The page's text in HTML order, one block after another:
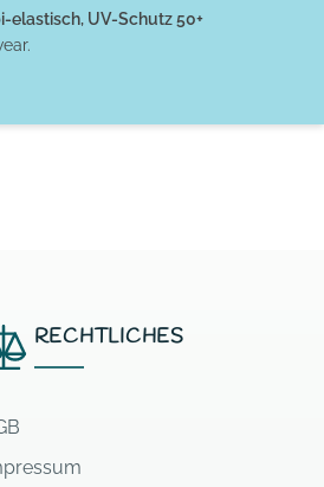
elastisch, UV-Schutz 50+
RECHTLICHES